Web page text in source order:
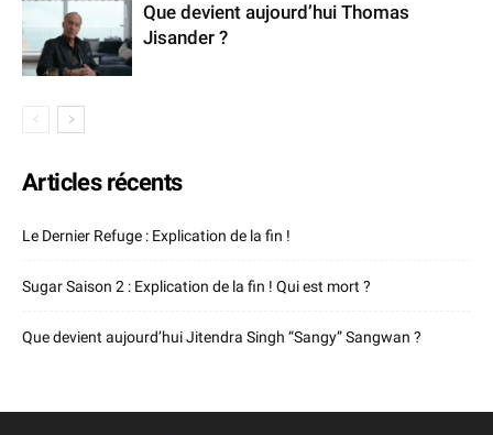
Que devient aujourd’hui Thomas
Jisander ?
Articles récents
Le Dernier Refuge : Explication de la fin !
Sugar Saison 2 : Explication de la fin ! Qui est mort ?
Que devient aujourd’hui Jitendra Singh “Sangy” Sangwan ?